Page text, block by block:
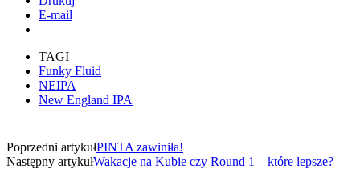
E-mail
TAGI
Funky Fluid
NEIPA
New England IPA
Poprzedni artykułPINTA zawiniła!
Następny artykułWakacje na Kubie czy Round 1 – które lepsze?